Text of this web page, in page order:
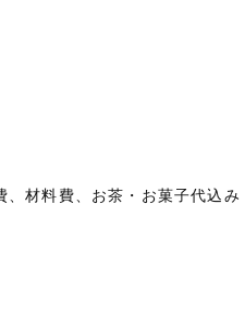
、材料費、お茶・お菓子代込み